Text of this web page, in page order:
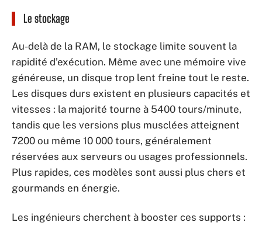
Le stockage
Au-delà de la RAM, le stockage limite souvent la
rapidité d’exécution. Même avec une mémoire vive
généreuse, un disque trop lent freine tout le reste.
Les disques durs existent en plusieurs capacités et
vitesses : la majorité tourne à 5400 tours/minute,
tandis que les versions plus musclées atteignent
7200 ou même 10 000 tours, généralement
réservées aux serveurs ou usages professionnels.
Plus rapides, ces modèles sont aussi plus chers et
gourmands en énergie.
Les ingénieurs cherchent à booster ces supports :